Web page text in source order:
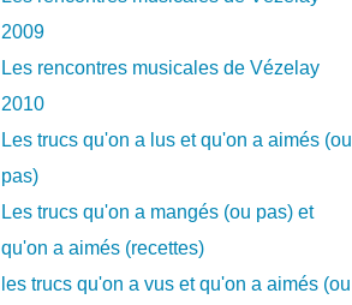
2009
Les rencontres musicales de Vézelay
2010
Les trucs qu'on a lus et qu'on a aimés (ou
pas)
Les trucs qu'on a mangés (ou pas) et
qu'on a aimés (recettes)
les trucs qu'on a vus et qu'on a aimés (ou